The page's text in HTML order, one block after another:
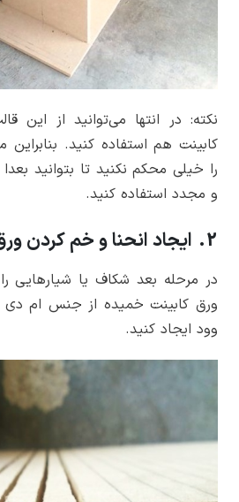
نکته: در انتها می‌توانید از این
کابینت هم استفاده کنید.
را خیلی محکم نکنید تا بتوانید
و مجدد استفاده کنید.
2. ایجاد انحنا و خم کردن ورق کابینت
در مرحله بعد شکاف یا شیارهایی
ورق کابینت خمیده از جنس ام
وود ایجاد کنید.